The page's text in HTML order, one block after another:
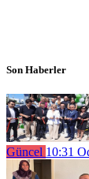
Son Haberler
Güncel 10:31